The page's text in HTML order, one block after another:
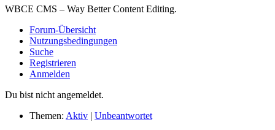
WBCE CMS – Way Better Content Editing.
Forum-Übersicht
Nutzungsbedingungen
Suche
Registrieren
Anmelden
Du bist nicht angemeldet.
Themen: Aktiv | Unbeantwortet